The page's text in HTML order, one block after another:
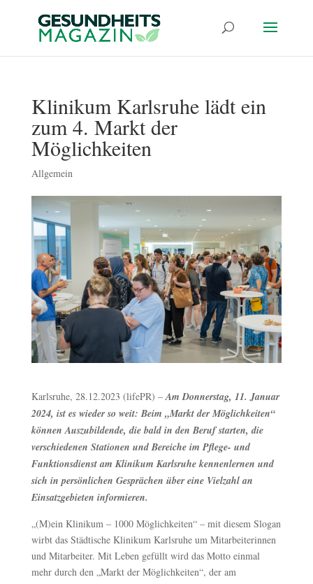
Klinikum Karlsruhe lädt ein
zum 4. Markt der
Möglichkeiten
Allgemein
Karlsruhe, 28.12.2023 (lifePR) –Am Donnerstag, 11. Januar
2024, ist es wieder so weit: Beim „Markt der Möglichkeiten“
können Auszubildende, die bald in den Beruf starten, die
verschiedenen Stationen und Bereiche im Pflege- und
Funktionsdienst am Klinikum Karlsruhe kennenlernen und
sich in persönlichen Gesprächen über eine Vielzahl an
Einsatzgebieten informieren.
„(M)ein Klinikum – 1000 Möglichkeiten“ – mit diesem Slogan
wirbt das Städtische Klinikum Karlsruhe um Mitarbeiterinnen
und Mitarbeiter. Mit Leben gefüllt wird das Motto einmal
mehr durch den „Markt der Möglichkeiten“, der am